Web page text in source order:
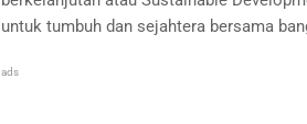
untuk tumbuh dan sejahtera bersama
ads